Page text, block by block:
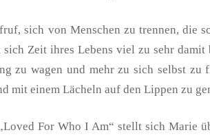
sich von Menschen zu trennen, die
Zeit ihres Lebens viel zu sehr
zu wagen und mehr zu sich selbst
mit einem Lächeln auf den Lippen zu
For Who I Am“ stellt sich Marie